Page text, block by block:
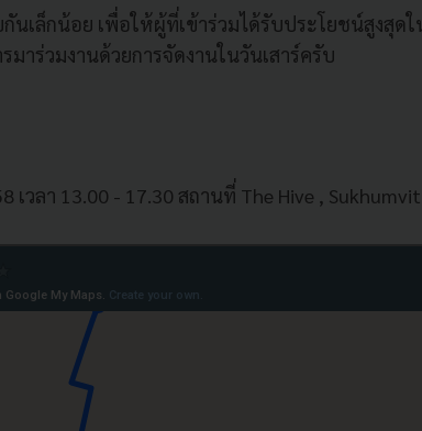
นเล็กน้อย เพื่อให้ผู้ที่เข้าร่วมได้รับประโยชน์สูงสุดใ
มาร่วมงานด้วยการจัดงานในวันเสาร์ครับ
เวลา 13.00 - 17.30 สถานที่ The Hive ,